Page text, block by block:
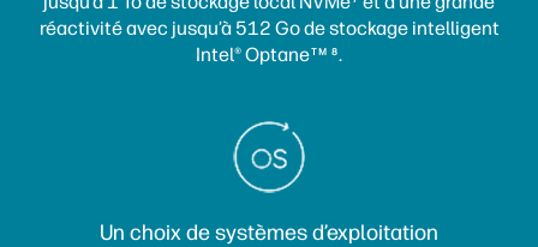
réactivité avec jusqu’à 512 Go de stockage intelligent
Intel® OptaneTM 8.
Un choix de systèmes d’exploitation